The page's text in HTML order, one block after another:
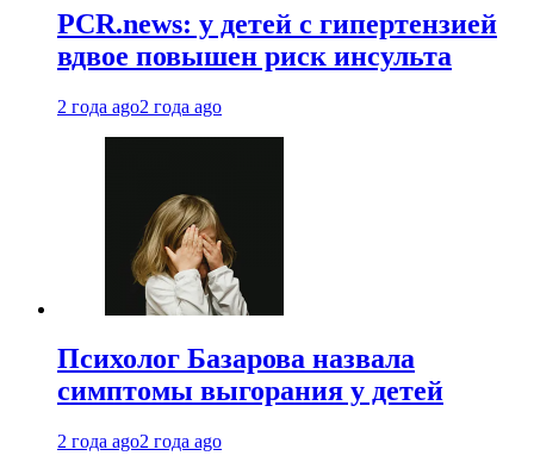
PCR.news: у детей с гипертензией
вдвое повышен риск инсульта
2 года ago2 года ago
Психолог Базарова назвала
симптомы выгорания у детей
2 года ago2 года ago